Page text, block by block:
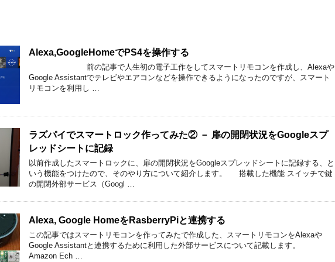
Alexa,GoogleHomeでPS4を操作する
前の記事で人生初の電子工作をしてスマートリモコンを作成し、Alexaや
Google Assistantでテレビやエアコンなどを操作できるようになったのですが、スマート
リモコンを利用し …
ラズパイでスマートロック作ってみた② － 扉の開閉状況をGoogleスプ
レッドシートに記録
以前作成したスマートロックに、扉の開閉状況をGoogleスプレッドシートに記録する、と
いう機能をつけたので、そのやり方について紹介します。 搭載した機能 スイッチで鍵
の開閉外部サービス（Googl …
Alexa, Google HomeをRasberryPiと連携する
この記事ではスマートリモコンを作ってみたで作成した、スマートリモコンをAlexaや
Google Assistantと連携するために利用した外部サービスについて記載します。
Amazon Ech …